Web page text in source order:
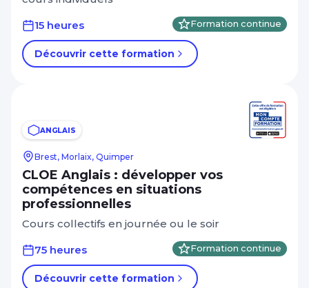
15 heures
Formation continue
Découvrir cette formation
ANGLAIS
Brest, Morlaix, Quimper
CLOE Anglais : développer vos
compétences en situations
professionnelles
Cours collectifs en journée ou le soir
75 heures
Formation continue
Découvrir cette formation